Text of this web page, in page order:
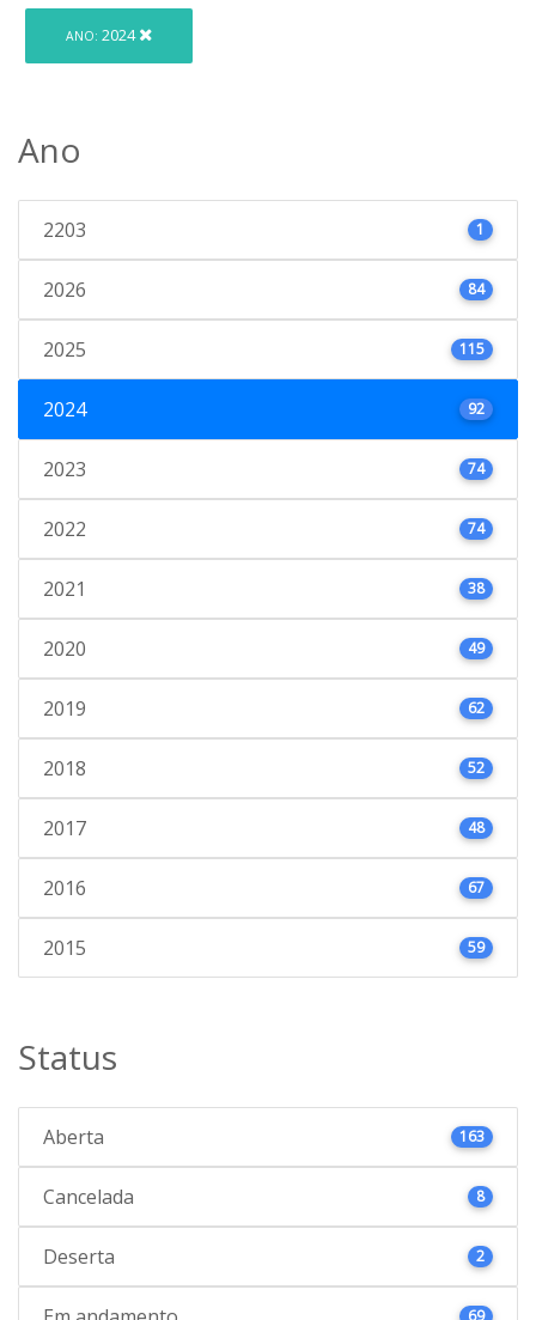
ANO: 2024
Ano
2203 1
2026 84
2025 115
2024 92
2023 74
2022 74
2021 38
2020 49
2019 62
2018 52
2017 48
2016 67
2015 59
Status
Aberta 163
Cancelada 8
Deserta 2
69